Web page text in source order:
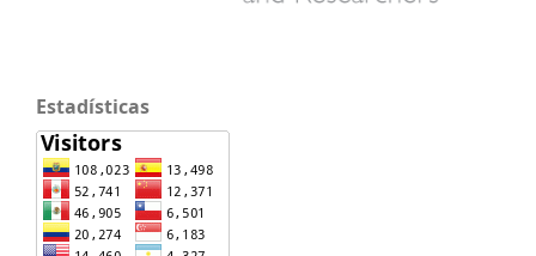
Estadísticas